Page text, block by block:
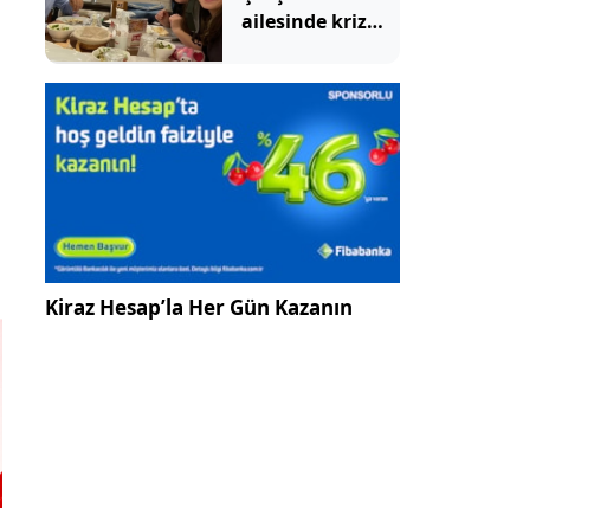
ailesinde kriz
Annesinden
babasına ağır
suçlama
Kiraz Hesap’la Her Gün Kazanın